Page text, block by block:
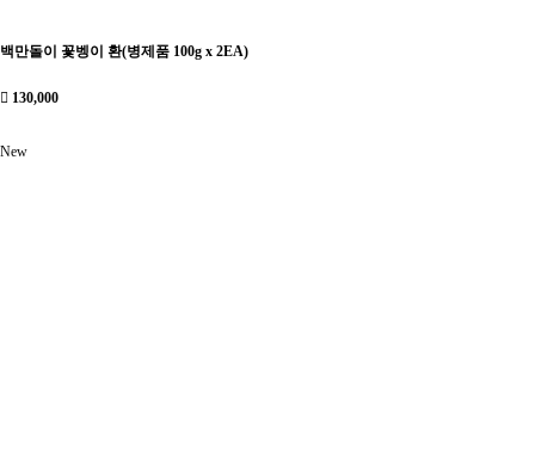
백만돌이 꽃벵이 환(병제품 100g x 2EA)
130,000
New